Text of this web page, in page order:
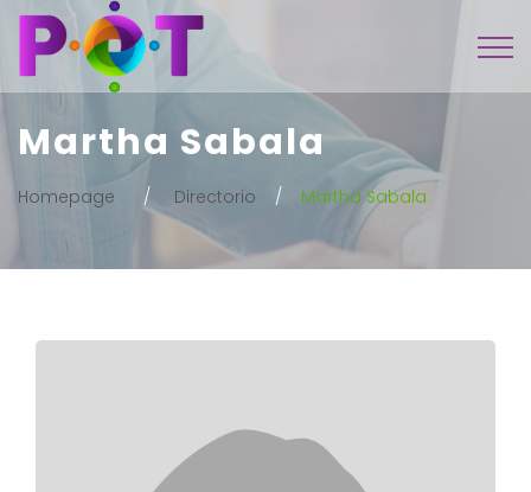
Martha Sabala
Homepage Directorio Martha Sabala